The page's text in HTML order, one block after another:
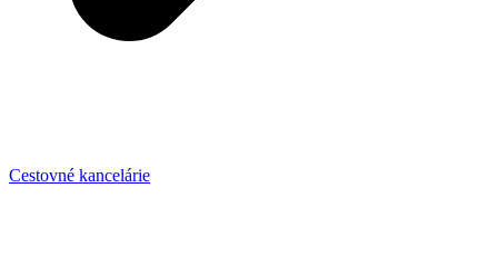
Cestovné kancelárie